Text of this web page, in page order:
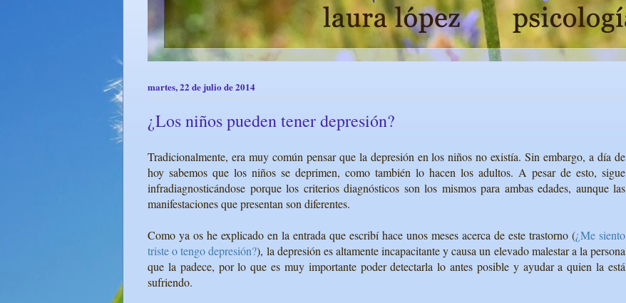
martes, 22 de julio de 2014
¿Los niños pueden tener depresión?
Tradicionalmente, era muy común pensar que la depresión en los niños no existía. Sin embargo, a día de
hoy sabemos que los niños se deprimen, como también lo hacen los adultos. A pesar de esto, sigue
infradiagnosticándose porque los criterios diagnósticos son los mismos para ambas edades, aunque las
manifestaciones que presentan son diferentes.
Como ya os he explicado en la entrada que escribí hace unos meses acerca de este trastorno (¿Me siento
triste o tengo depresión?), la depresión es altamente incapacitante y causa un elevado malestar a la persona
que la padece, por lo que es muy importante poder detectarla lo antes posible y ayudar a quien la está
sufriendo.